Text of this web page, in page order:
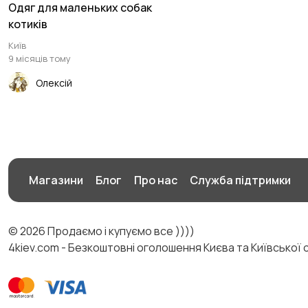
Одяг для маленьких собак
котиків
Київ
9 місяців тому
Олексій
Магазини Блог Про нас Служба підтримки
© 2026 Продаємо і купуємо все ))))
4kiev.com - Безкоштовні оголошення Києва та Київської